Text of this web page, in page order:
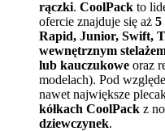
rączki. CoolPack to
ofercie znajduje się aż 5
Rapid, Junior, Swift,
wewnętrznym
lub kauczukowe oraz
modelach). Pod
nawet największe
kółkach CoolPack z
dziewczynek.